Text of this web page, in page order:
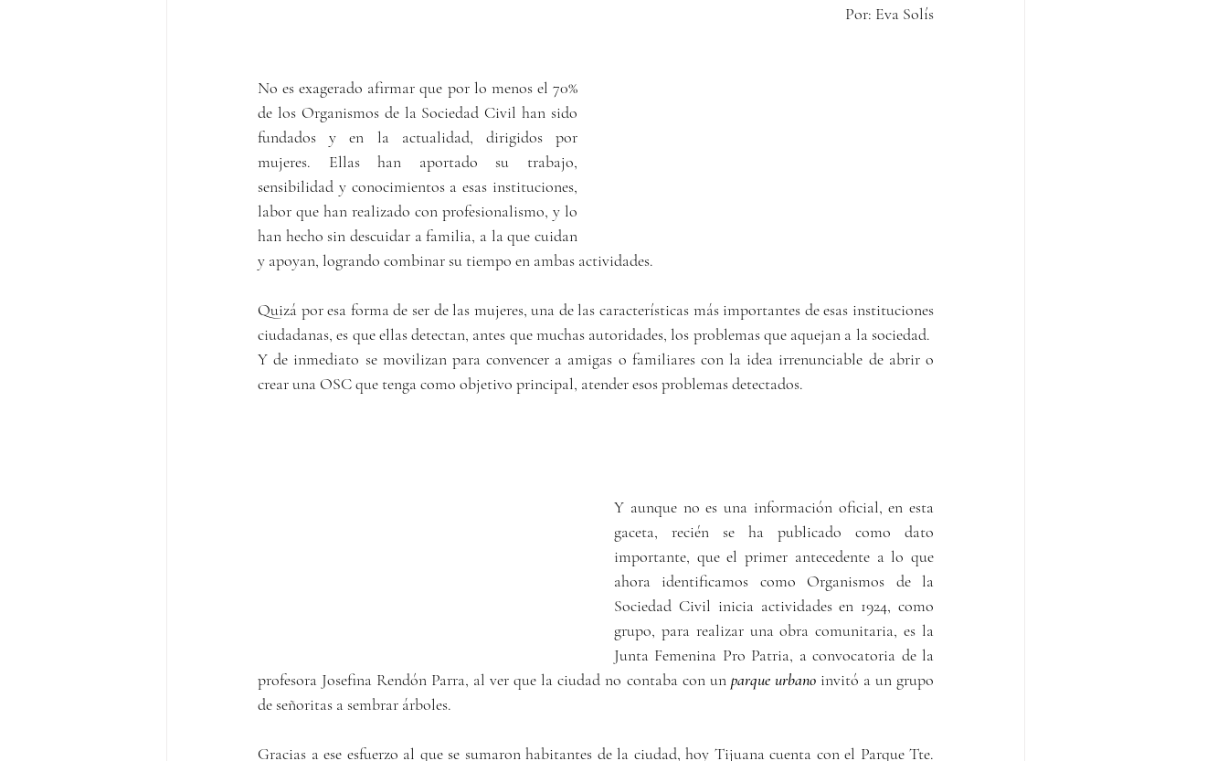
Por: Eva Solís
No es exagerado afirmar que por lo menos el 70%
de los Organismos de la Sociedad Civil han sido
fundados y en la actualidad, dirigidos por
mujeres. Ellas han aportado su trabajo,
sensibilidad y conocimientos a esas instituciones,
labor que han realizado con profesionalismo, y lo
han hecho sin descuidar a familia, a la que cuidan
y apoyan, logrando combinar su tiempo en ambas actividades.
Quizá por esa forma de ser de las mujeres, una de las características más importantes de esas instituciones
ciudadanas, es que ellas detectan, antes que muchas autoridades, los problemas que aquejan a la sociedad.
Y de inmediato se movilizan para convencer a amigas o familiares con la idea irrenunciable de abrir o
crear una OSC que tenga como objetivo principal, atender esos problemas detectados.
Y aunque no es una información oficial, en esta
gaceta, recién se ha publicado como dato
importante, que el primer antecedente a lo que
ahora identificamos como Organismos de la
Sociedad Civil inicia actividades en 1924, como
grupo, para realizar una obra comunitaria, es la
Junta Femenina Pro Patria, a convocatoria de la
profesora Josefina Rendón Parra, al ver que la ciudad no contaba con un parque urbano invitó a un grupo
de señoritas a sembrar árboles.
Gracias a ese esfuerzo al que se sumaron habitantes de la ciudad, hoy Tijuana cuenta con el Parque Tte.